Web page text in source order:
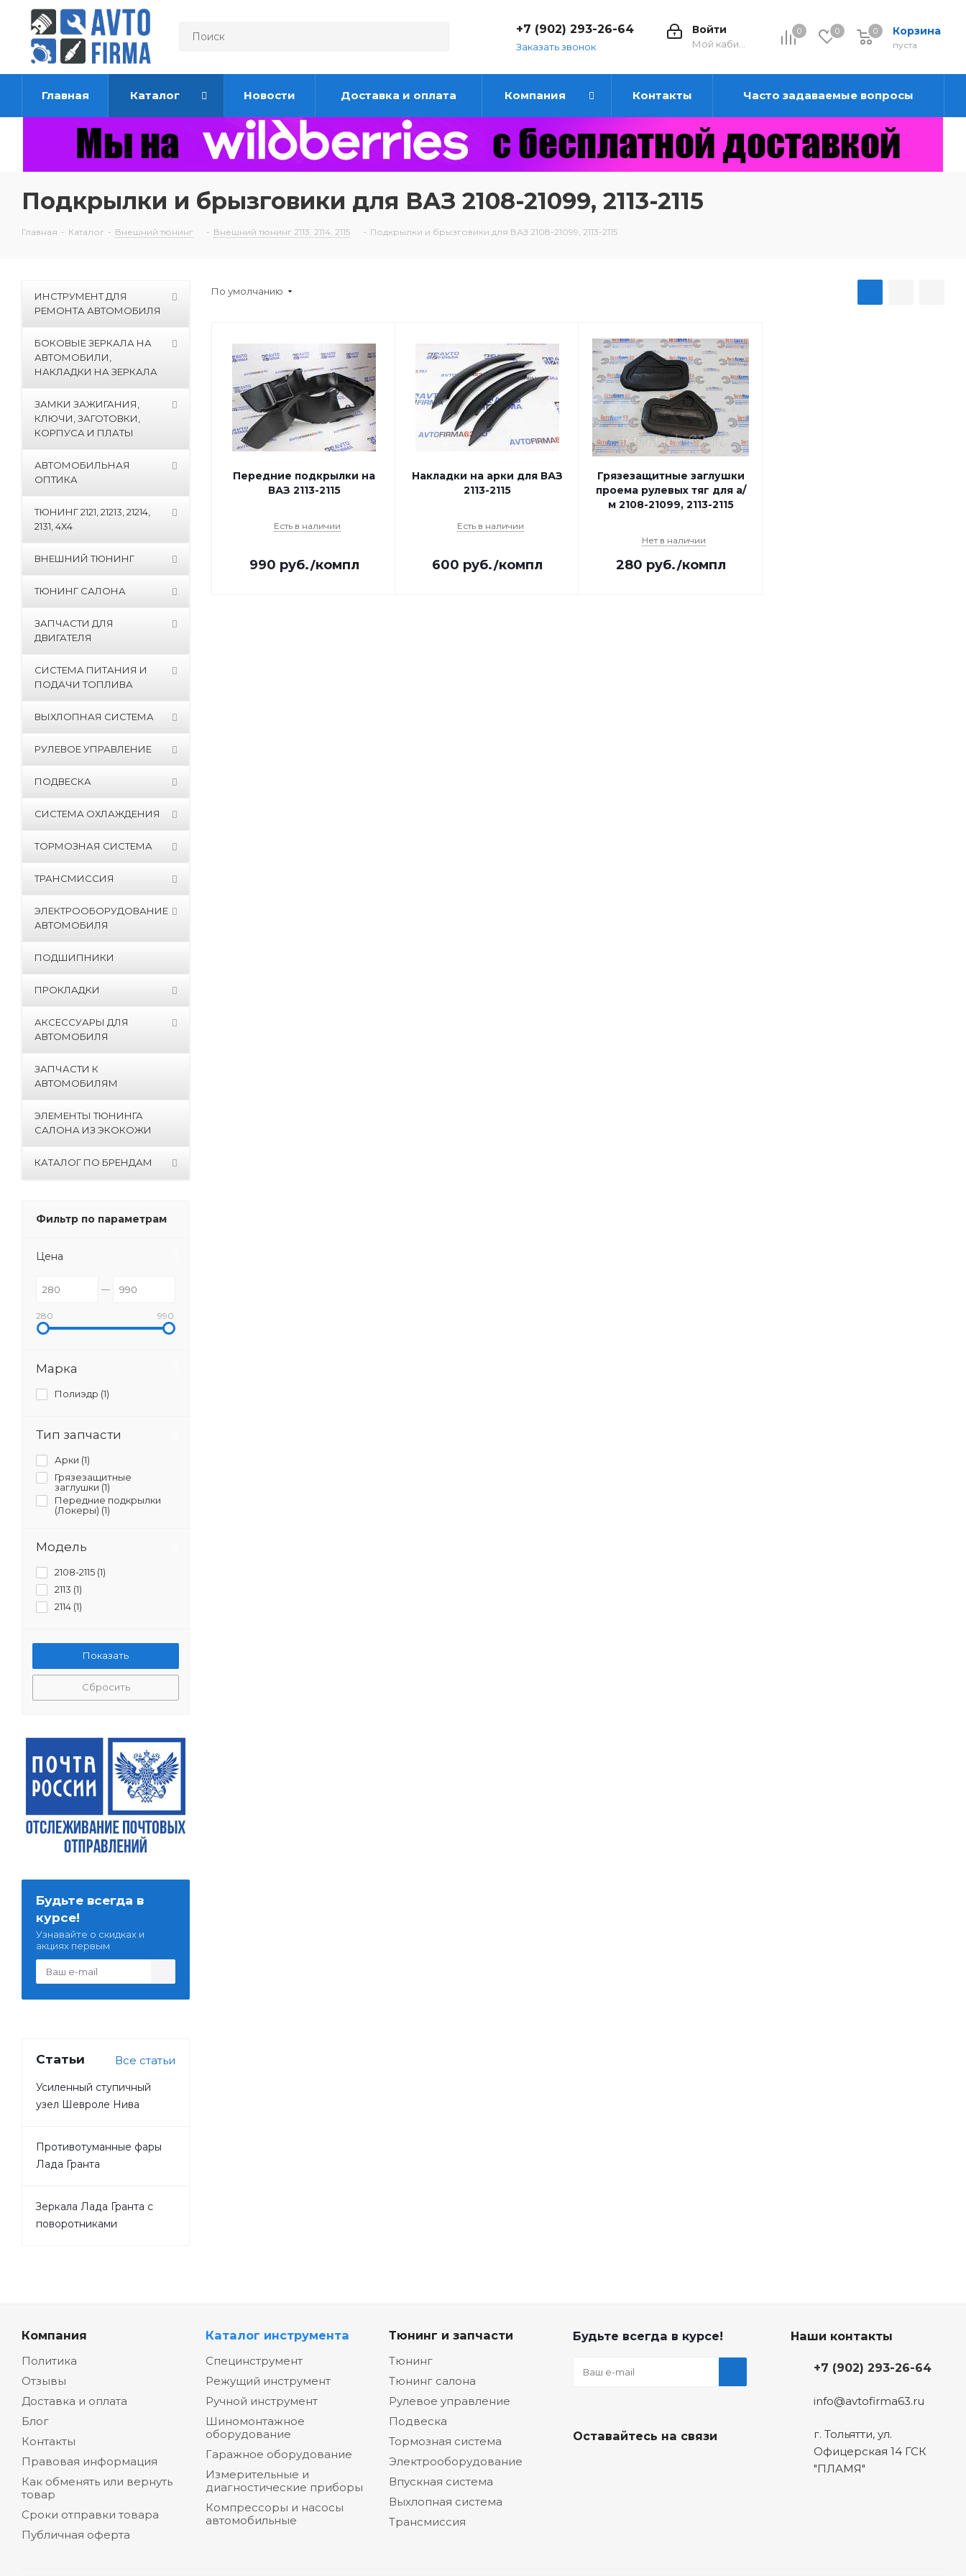
0 0 Корзина
0
пуста
0
Войти
+7 (902) 293-26-64
Заказать звонок
Главная Каталог Новости Доставка и оплата Компания Контакты Часто задаваемые вопросы
Подкрылки и брызговики для ВАЗ 2108-21099, 2113-2115
Главная - Каталог - Внешний тюнинг - Внешний тюнинг 2113, 2114, 2115 - Подкрылки и брызговики для ВАЗ 2108-21099, 2113-2115
По умолчанию
Передние подкрылки на
ВАЗ 2113-2115
Есть в наличии
990 руб./компл
Накладки на арки для ВАЗ
2113-2115
Есть в наличии
600 руб./компл
Грязезащитные заглушки
проема рулевых тяг для а/
м 2108-21099, 2113-2115
Нет в наличии
280 руб./компл
ИНСТРУМЕНТ ДЛЯ
РЕМОНТА АВТОМОБИЛЯ
БОКОВЫЕ ЗЕРКАЛА НА
АВТОМОБИЛИ,
НАКЛАДКИ НА ЗЕРКАЛА
ЗАМКИ ЗАЖИГАНИЯ,
КЛЮЧИ, ЗАГОТОВКИ,
КОРПУСА И ПЛАТЫ
АВТОМОБИЛЬНАЯ
ОПТИКА
ТЮНИНГ 2121, 21213, 21214,
2131, 4Х4
ВНЕШНИЙ ТЮНИНГ
ТЮНИНГ САЛОНА
ЗАПЧАСТИ ДЛЯ
ДВИГАТЕЛЯ
СИСТЕМА ПИТАНИЯ И
ПОДАЧИ ТОПЛИВА
ВЫХЛОПНАЯ СИСТЕМА
РУЛЕВОЕ УПРАВЛЕНИЕ
ПОДВЕСКА
СИСТЕМА ОХЛАЖДЕНИЯ
ТОРМОЗНАЯ СИСТЕМА
ТРАНСМИССИЯ
ЭЛЕКТРООБОРУДОВАНИЕ
АВТОМОБИЛЯ
ПОДШИПНИКИ
ПРОКЛАДКИ
АКСЕССУАРЫ ДЛЯ
АВТОМОБИЛЯ
ЗАПЧАСТИ К
АВТОМОБИЛЯМ
ЭЛЕМЕНТЫ ТЮНИНГА
САЛОНА ИЗ ЭКОКОЖИ
КАТАЛОГ ПО БРЕНДАМ
Фильтр по параметрам
Цена
280 990
Марка
Полиэдр (1)
Тип запчасти
Арки (1)
Грязезащитные
заглушки (1)
Передние подкрылки
(Локеры) (1)
Модель
2108-2115 (1)
2113 (1)
2114 (1)
Сбросить
Будьте всегда в
курсе!
Узнавайте о скидках и
акциях первым
Статьи Все статьи
Усиленный ступичный
узел Шевроле Нива
Противотуманные фары
Лада Гранта
Зеркала Лада Гранта с
поворотниками
Компания
Политика
Отзывы
Доставка и оплата
Блог
Контакты
Правовая информация
Как обменять или вернуть
товар
Сроки отправки товара
Публичная оферта
Каталог инструмента
Специнструмент
Режущий инструмент
Ручной инструмент
Шиномонтажное
оборудование
Гаражное оборудование
Измерительные и
диагностические приборы
Компрессоры и насосы
автомобильные
Тюнинг и запчасти
Тюнинг
Тюнинг салона
Рулевое управление
Подвеска
Тормозная система
Электрооборудование
Впускная система
Выхлопная система
Трансмиссия
Будьте всегда в курсе!
Оставайтесь на связи
Наши контакты
+7 (902) 293-26-64
info@avtofirma63.ru
г. Тольятти, ул.
Офицерская 14 ГСК
"ПЛАМЯ"